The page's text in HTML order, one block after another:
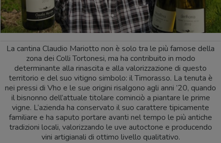
La cantina Claudio Mariotto non è solo tra le più famose della
zona dei Colli Tortonesi, ma ha contribuito in modo
determinante alla rinascita e alla valorizzazione di questo
territorio e del suo vitigno simbolo: il Timorasso. La tenuta è
nei pressi di Vho e le sue origini risalgono agli anni ’20, quando
il bisnonno dell’attuale titolare cominciò a piantare le prime
vigne. L’azienda ha conservato il suo carattere tipicamente
familiare e ha saputo portare avanti nel tempo le più antiche
tradizioni locali, valorizzando le uve autoctone e producendo
vini artigianali di ottimo livello qualitativo.